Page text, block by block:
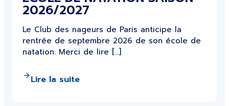
2026/2027
Le Club des nageurs de Paris anticipe la
rentrée de septembre 2026 de son école de
natation. Merci de lire […]
Lire la suite